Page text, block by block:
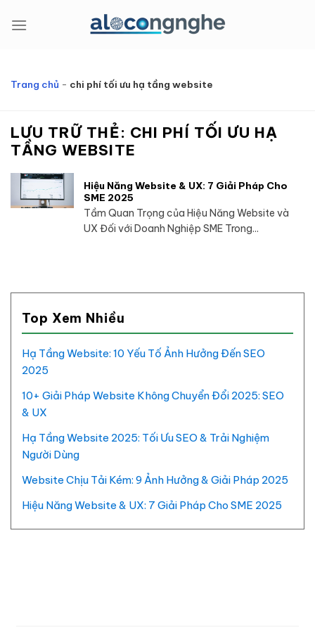
qua
Trang chủ - chi phí tối ưu hạ tầng website
LƯU TRỮ THẺ: CHI PHÍ TỐI ƯU HẠ
TẦNG WEBSITE
Hiệu Năng Website & UX: 7 Giải Pháp Cho
SME 2025
Tầm Quan Trọng của Hiệu Năng Website và
UX Đối với Doanh Nghiệp SME Trong...
Top Xem Nhiều
Hạ Tầng Website: 10 Yếu Tố Ảnh Hưởng Đến SEO
2025
10+ Giải Pháp Website Không Chuyển Đổi 2025: SEO
& UX
Hạ Tầng Website 2025: Tối Ưu SEO & Trải Nghiệm
Người Dùng
Website Chịu Tải Kém: 9 Ảnh Hưởng & Giải Pháp 2025
Hiệu Năng Website & UX: 7 Giải Pháp Cho SME 2025